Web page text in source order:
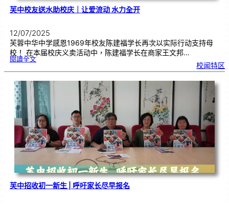
芙中校友送水助校庆｜让爱流动 水力全开
12/07/2025
芙蓉中华中学感恩1969年校友陈建福学长再次以实际行动支持母
校！ 在本届校庆义卖活动中，陈建福学长在商家王文邦…
閱讀全文:芙
友
水
助
校
庆
｜
让
爱
流
动水
力
全
开
校闻特区
芙中招收初一新生 | 呼吁家长尽早报名